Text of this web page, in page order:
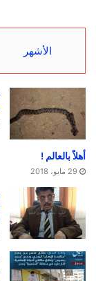
الأشهر
أهلاً بالعالم !
29 مايو، 2018